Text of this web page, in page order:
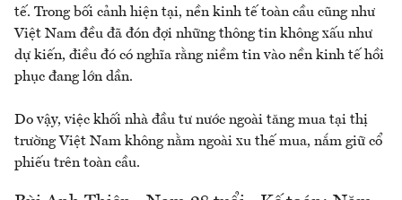
tế. Trong bối cảnh hiện tại, nền kinh tế toàn cầu cũng như
Việt Nam đều đã đón đợi những thông tin không xấu như
dự kiến, điều đó có nghĩa rằng niềm tin vào nền kinh tế hồi
phục đang lớn dần.
Do vậy, việc khối nhà đầu tư nước ngoài tăng mua tại thị
trường Việt Nam không nằm ngoài xu thế mua, nắm giữ cổ
phiếu trên toàn cầu.